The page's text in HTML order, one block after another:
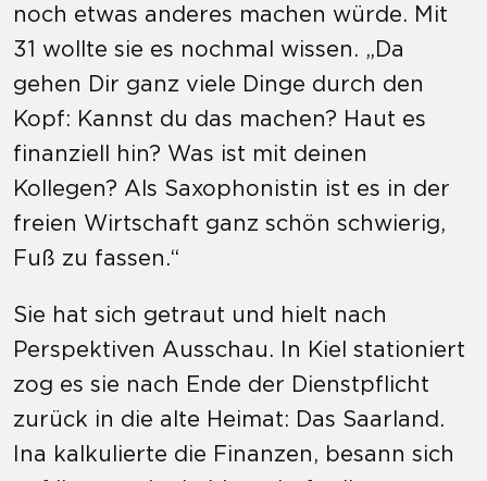
noch etwas anderes machen würde. Mit
31 wollte sie es nochmal wissen. „Da
gehen Dir ganz viele Dinge durch den
Kopf: Kannst du das machen? Haut es
finanziell hin? Was ist mit deinen
Kollegen? Als Saxophonistin ist es in der
freien Wirtschaft ganz schön schwierig,
Fuß zu fassen.“
Sie hat sich getraut und hielt nach
Perspektiven Ausschau. In Kiel stationiert
zog es sie nach Ende der Dienstpflicht
zurück in die alte Heimat: Das Saarland.
Ina kalkulierte die Finanzen, besann sich